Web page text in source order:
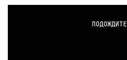
ПОДОЖДИТЕ